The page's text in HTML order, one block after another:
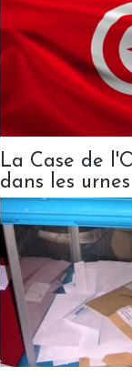
La Case de
dans les